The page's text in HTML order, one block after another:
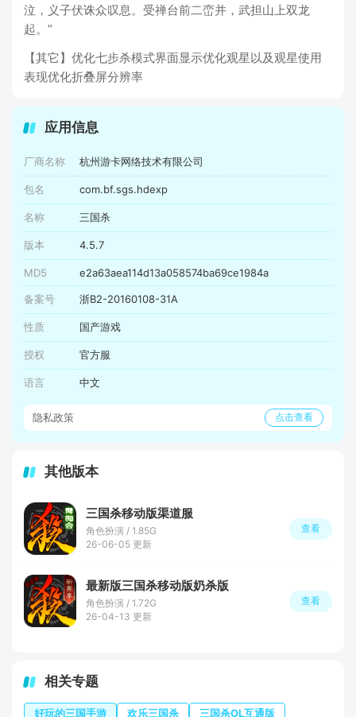
泣，义子伏诛众叹息。受禅台前二峦并，武担山上双龙
起。”
【其它】优化七步杀模式界面显示优化观星以及观星使用
表现优化折叠屏分辨率
应用信息
厂商名称 杭州游卡网络技术有限公司
包名 com.bf.sgs.hdexp
名称 三国杀
版本 4.5.7
MD5 e2a63aea114d13a058574ba69ce1984a
备案号 浙B2-20160108-31A
性质 国产游戏
授权 官方服
语言 中文
隐私政策 点击查看
其他版本
三国杀移动版渠道服
角色扮演 / 1.85G
26-06-05 更新
查看
最新版三国杀移动版奶杀版
角色扮演 / 1.72G
26-04-13 更新
查看
相关专题
好玩的三国手游 欢乐三国杀 三国杀OL互通版